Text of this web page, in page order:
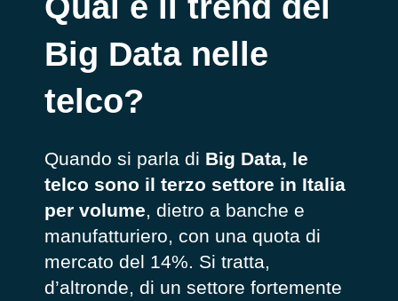
Big Data nelle
telco?
Quando si parla di Big Data, le
telco sono il terzo settore in Italia
per volume , dietro a banche e
manufatturiero, con una quota di
mercato del 14%. Si tratta,
d’altronde, di un settore fortemente